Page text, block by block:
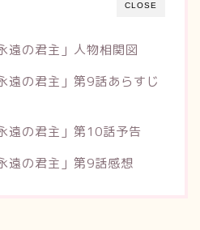
CLOSE
遠の君主」人物相関図
遠の君主」第9話あらすじ
遠の君主」第10話予告
遠の君主」第9話感想